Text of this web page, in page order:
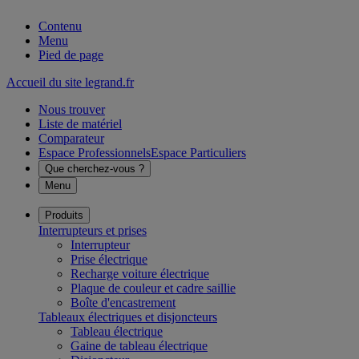
Contenu
Menu
Pied de page
Accueil du site legrand.fr
Nous trouver
Liste de matériel
Comparateur
Espace ProfessionnelsEspace Particuliers
Que cherchez-vous ?
Menu
Produits
Interrupteurs et prises
Interrupteur
Prise électrique
Recharge voiture électrique
Plaque de couleur et cadre saillie
Boîte d'encastrement
Tableaux électriques et disjoncteurs
Tableau électrique
Gaine de tableau électrique